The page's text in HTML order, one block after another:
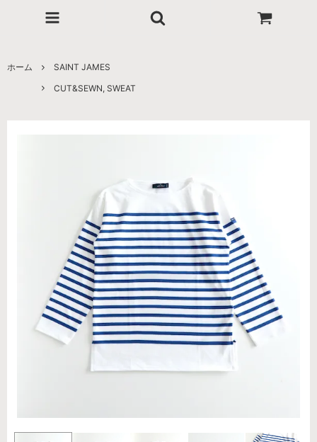
ホーム
SAINT JAMES
CUT&SEWN, SWEAT